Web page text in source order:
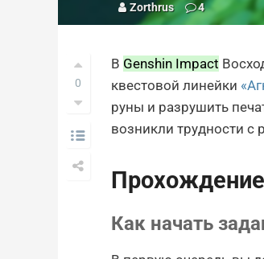
Zorthrus 4
0
В Genshin Impact
квестовой линейки
руны и разрушить
возникли трудности с
Как начать